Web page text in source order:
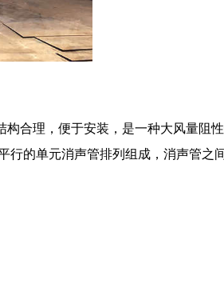
合理，便于安装，是一种大风量阻
的单元消声管排列组成，消声管之